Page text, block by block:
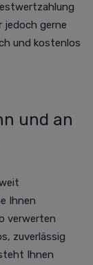
jedoch gerne
und kostenlos
und an
Ihnen
verwerten
zuverlässig
Ihnen